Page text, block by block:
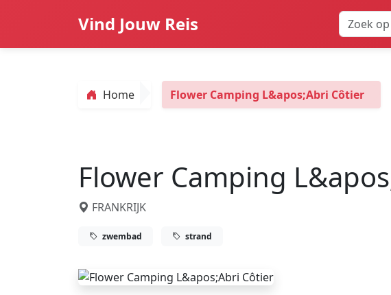
Vind Jouw Reis
Home Flower Camping L&apos;Abri Côtier
Flower Camping
FRANKRIJK
zwembad strand